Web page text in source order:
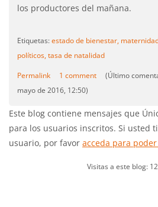
los productores del mañana.
Etiquetas:estado de bienestar,
políticos,tasa de natalidad
Permalink 1 comment
(Último
mayo de 2016, 12:50)
Este blog contiene mensajes que
para los usuarios inscritos. Si usted
usuario, por favor acceda para
Visitas a este blog: